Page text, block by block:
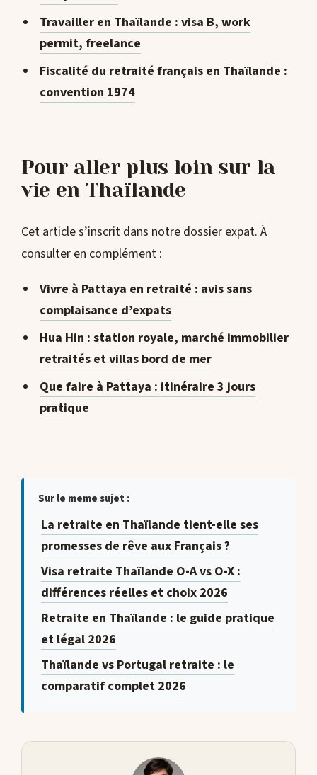
Travailler en Thaïlande : visa B, work
permit, freelance
Fiscalité du retraité français en Thaïlande :
convention 1974
Pour aller plus loin sur la
vie en Thaïlande
Cet article s’inscrit dans notre dossier expat. À
consulter en complément :
Vivre à Pattaya en retraité : avis sans
complaisance d’expats
Hua Hin : station royale, marché immobilier
retraités et villas bord de mer
Que faire à Pattaya : itinéraire 3 jours
pratique
Sur le meme sujet :
La retraite en Thaïlande tient-elle ses
promesses de rêve aux Français ?
Visa retraite Thaïlande O-A vs O-X :
différences réelles et choix 2026
Retraite en Thaïlande : le guide pratique
et légal 2026
Thaïlande vs Portugal retraite : le
comparatif complet 2026